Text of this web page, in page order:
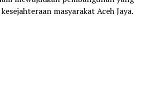
masyarakat Aceh Jaya.